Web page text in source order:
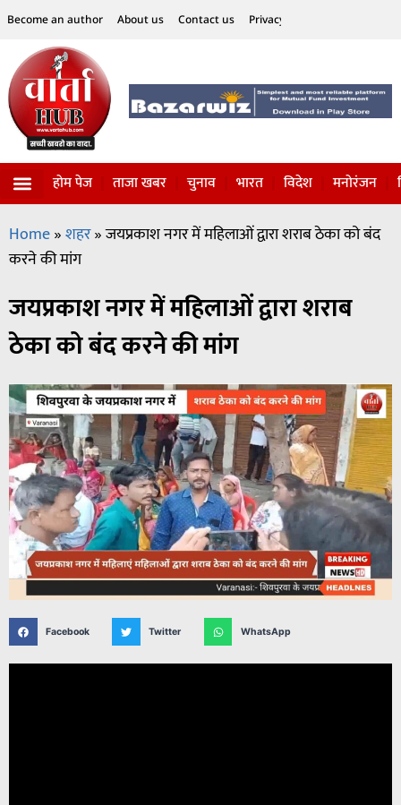
Become an author About us Contact us Privacy Policy
होम पेज ताजा खबर चुनाव भारत विदेश मनोरंजन
Home»शहर»जयप्रकाश नगर में महिलाओं द्वारा शराब ठेका को बंद
करने की मांग
जयप्रकाश नगर में महिलाओं द्वारा शराब
ठेका को बंद करने की मांग
Facebook Twitter WhatsApp